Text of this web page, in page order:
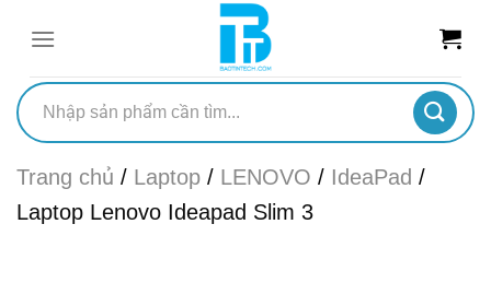
dung
Tìm
Trang chủ / Laptop / LENOVO / IdeaPad /
Laptop Lenovo Ideapad Slim 3